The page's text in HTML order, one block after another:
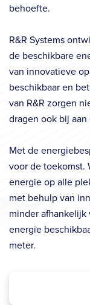
behoefte.
R&R Systems
de beschikbare
van innovatieve
beschikbaar en
van R&R zorgen
dragen ook bij
Met de
voor de toekomst.
energie op alle
met behulp van
minder
energie
meter.